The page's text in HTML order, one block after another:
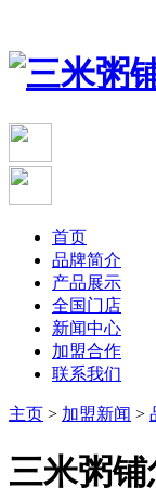
首页
品牌简介
产品展示
全国门店
新闻中心
加盟合作
联系我们
主页 > 加盟新闻 >
三米粥